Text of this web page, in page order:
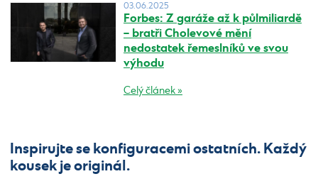
03.06.2025
Forbes: Z garáže až k půlmiliardě
– bratři Cholevové mění
nedostatek řemeslníků ve svou
výhodu
Celý článek »
Inspirujte se konfiguracemi ostatních. Každý
kousek je originál.